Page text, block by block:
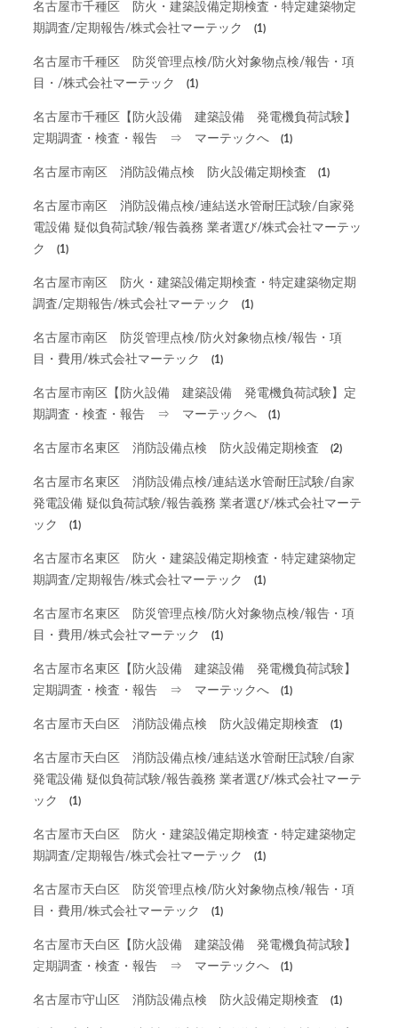
名古屋市千種区 防火・建築設備定期検査・特定建築物定
期調査/定期報告/株式会社マーテック
(1)
名古屋市千種区 防災管理点検/防火対象物点検/報告・項
目・/株式会社マーテック
(1)
名古屋市千種区【防火設備 建築設備 発電機負荷試験】
定期調査・検査・報告 ⇒ マーテックへ
(1)
名古屋市南区 消防設備点検 防火設備定期検査 (1)
名古屋市南区 消防設備点検/連結送水管耐圧試験/自家発
電設備 疑似負荷試験/報告義務 業者選び/株式会社マーテッ
ク
(1)
名古屋市南区 防火・建築設備定期検査・特定建築物定期
調査/定期報告/株式会社マーテック
(1)
名古屋市南区 防災管理点検/防火対象物点検/報告・項
目・費用/株式会社マーテック
(1)
名古屋市南区【防火設備 建築設備 発電機負荷試験】定
期調査・検査・報告 ⇒ マーテックへ
(1)
名古屋市名東区 消防設備点検 防火設備定期検査 (2)
名古屋市名東区 消防設備点検/連結送水管耐圧試験/自家
発電設備 疑似負荷試験/報告義務 業者選び/株式会社マーテ
ック
(1)
名古屋市名東区 防火・建築設備定期検査・特定建築物定
期調査/定期報告/株式会社マーテック
(1)
名古屋市名東区 防災管理点検/防火対象物点検/報告・項
目・費用/株式会社マーテック
(1)
名古屋市名東区【防火設備 建築設備 発電機負荷試験】
定期調査・検査・報告 ⇒ マーテックへ
(1)
名古屋市天白区 消防設備点検 防火設備定期検査 (1)
名古屋市天白区 消防設備点検/連結送水管耐圧試験/自家
発電設備 疑似負荷試験/報告義務 業者選び/株式会社マーテ
ック
(1)
名古屋市天白区 防火・建築設備定期検査・特定建築物定
期調査/定期報告/株式会社マーテック
(1)
名古屋市天白区 防災管理点検/防火対象物点検/報告・項
目・費用/株式会社マーテック
(1)
名古屋市天白区【防火設備 建築設備 発電機負荷試験】
定期調査・検査・報告 ⇒ マーテックへ
(1)
名古屋市守山区 消防設備点検 防火設備定期検査 (1)